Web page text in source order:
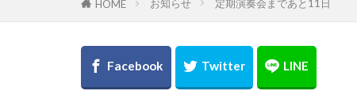
HOME お知らせ 定期演奏会まであと11日